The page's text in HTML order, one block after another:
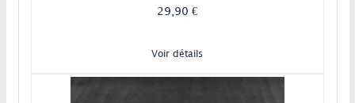
29,90 €
Voir détails